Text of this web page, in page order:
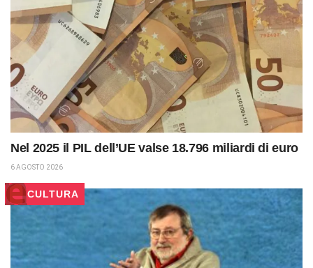
Nel 2025 il PIL dell’UE valse 18.796 miliardi di euro
6 AGOSTO 2026
CULTURA